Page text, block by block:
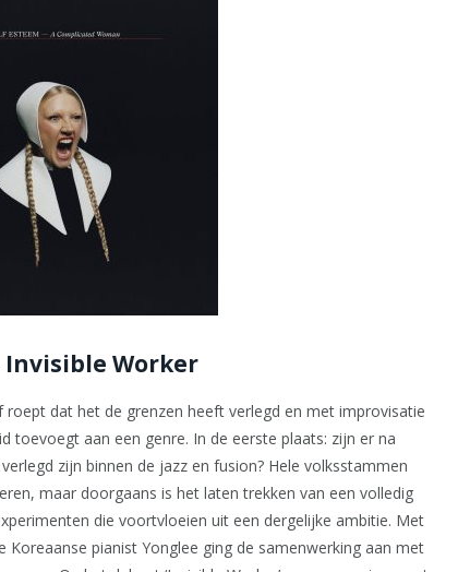
Invisible Worker
dat het de grenzen heeft verlegd en met improvisatie
toevoegt aan een genre. In de eerste plaats: zijn er na
zijn binnen de jazz en fusion? Hele volksstammen
maar doorgaans is het laten trekken van een volledig
die voortvloeien uit een dergelijke ambitie. Met
Koreaanse pianist Yonglee ging de samenwerking aan met